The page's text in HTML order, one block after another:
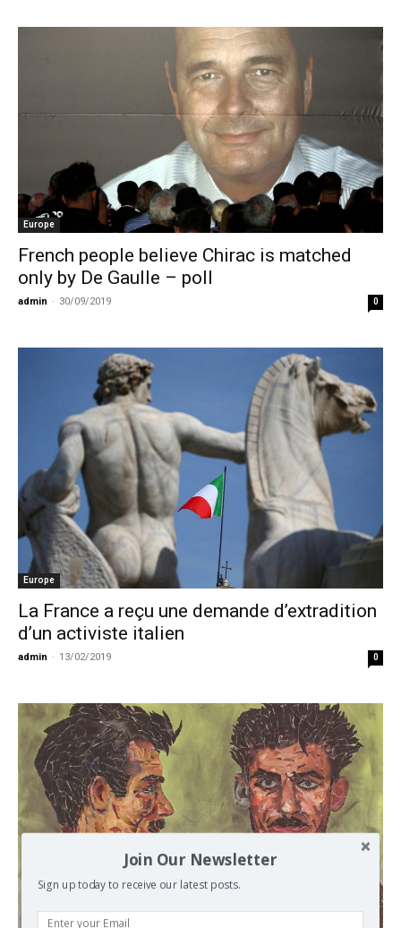
Europe
French people believe Chirac is matched
only by De Gaulle – poll
admin - 30/09/2019 0
Europe
La France a reçu une demande d’extradition
d’un activiste italien
admin - 13/02/2019 0
Join Our Newsletter
Sign up today to receive our latest posts.